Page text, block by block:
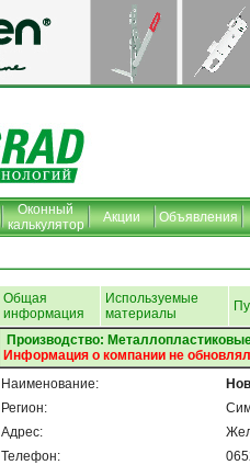
Оконный
калькулятор
Акции Объявления
Общая
информация
Используемые
материалы
Производство:
Информация о компании не
Наименование:
Регион:
Адрес:
Телефон: